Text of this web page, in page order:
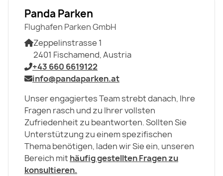
Panda Parken
Flughafen Parken GmbH
Zeppelinstrasse 1
2401 Fischamend, Austria
+43 660 6619122
info@pandaparken.at
Unser engagiertes Team strebt danach, Ihre
Fragen rasch und zu Ihrer vollsten
Zufriedenheit zu beantworten. Sollten Sie
Unterstützung zu einem spezifischen
Thema benötigen, laden wir Sie ein, unseren
Bereich mit häufig gestellten Fragen zu
konsultieren.